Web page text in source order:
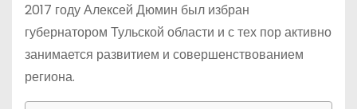
2017 году Алексей Дюмин был избран
губернатором Тульской области и с тех пор активно
занимается развитием и совершенствованием
региона.